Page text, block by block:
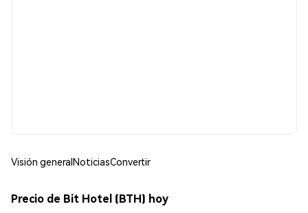
Visión generalNoticiasConvertir
Precio de Bit Hotel (BTH) hoy